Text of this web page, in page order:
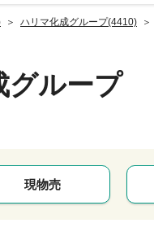
ハリマ化成グループ(4410)
グループ
現物売